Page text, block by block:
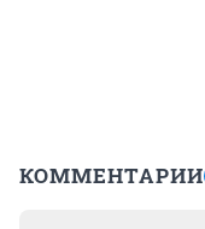
КОММЕНТАРИИ